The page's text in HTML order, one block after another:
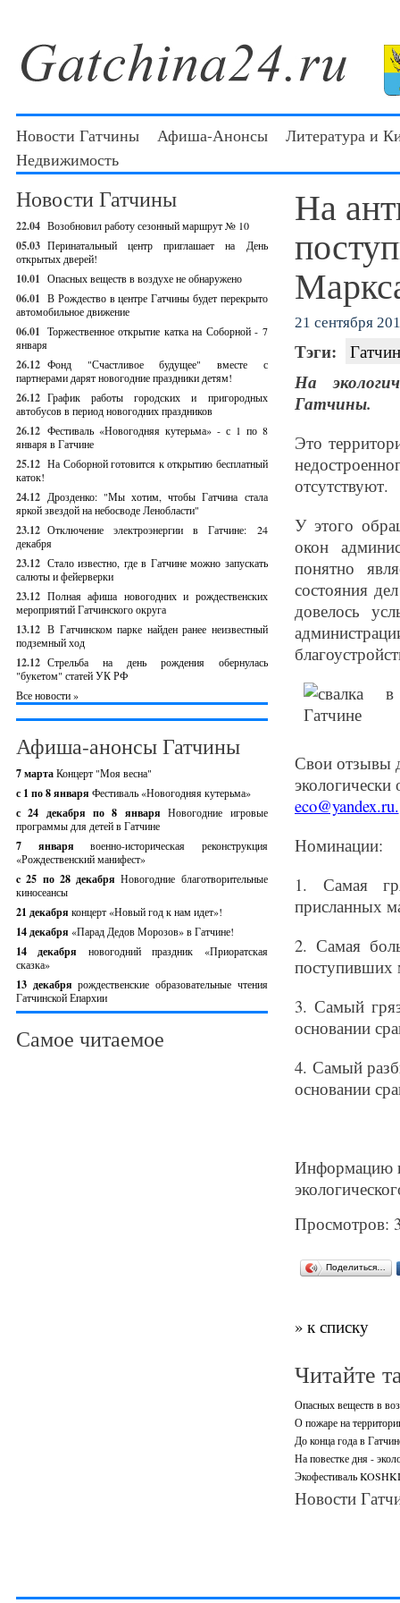
Новости Гатчины Афиша-Анонсы
Литература и
Недвижимость
Новости Гатчины
22.04 Возобновил работу сезонный маршрут № 10
05.03 Перинатальный центр приглашает на День
открытых дверей!
10.01 Опасных веществ в воздухе не обнаружено
06.01 В Рождество в центре Гатчины будет перекрыто
автомобильное движение
06.01 Торжественное открытие катка на Соборной - 7
января
26.12 Фонд "Счастливое будущее" вместе с
партнерами дарят новогодние праздники детям!
26.12 График работы городских и пригородных
автобусов в период новогодних праздников
26.12 Фестиваль «Новогодняя кутерьма» - с 1 по 8
января в Гатчине
25.12 На Соборной готовится к открытию бесплатный
каток!
24.12 Дрозденко: "Мы хотим, чтобы Гатчина стала
яркой звездой на небосводе Ленобласти"
23.12 Отключение электроэнергии в Гатчине: 24
декабря
23.12 Стало известно, где в Гатчине можно запускать
салюты и фейерверки
23.12 Полная афиша новогодних и рождественских
мероприятий Гатчинского округа
13.12 В Гатчинском парке найден ранее неизвестный
подземный ход
12.12 Стрельба на день рождения обернулась
"букетом" статей УК РФ
Все новости »
Афиша-анонсы Гатчины
7 мартаКонцерт "Моя весна"
с 1 по 8 января Фестиваль «Новогодняя кутерьма»
с 24 декабря по 8 январяНовогодние игровые
программы для детей в Гатчине
7 январявоенно-историческая реконструкция
«Рождественский манифест»
c 25 по 28 декабряНовогодние благотворительные
киносеансы
21 декабря концерт «Новый год к нам идет»!
14 декабря «Парад Дедов Морозов» в Гатчине!
14 декабря новогодний праздник «Приоратская
сказка»
13 декабрярождественские образовательные чтения
Гатчинской Епархии
Самое читаемое
На
21 сентября
Тэги:
На
Гатчины.
Это
отсутствуют.
У этого
окон
понятно
состояния
довелось
Свои отзывы
eco@yandex.ru.
Номинации:
1.​ Самая
присланных
2.​Самая
поступивших
3.​Самый
основании
4.​ Самый
основании
Информацию
Просмотров:
Поделиться…
» к списку
Читайте
Опасных веществ в
О пожаре на
До конца года в
На повестке дня -
Экофестиваль
Новости